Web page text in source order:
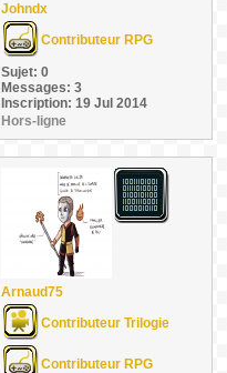
Johndx
Contributeur RPG
Sujet: 0
Messages: 3
Inscription: 19 Jul 2014
Hors-ligne
Arnaud75
Contributeur Trilogie
Contributeur RPG